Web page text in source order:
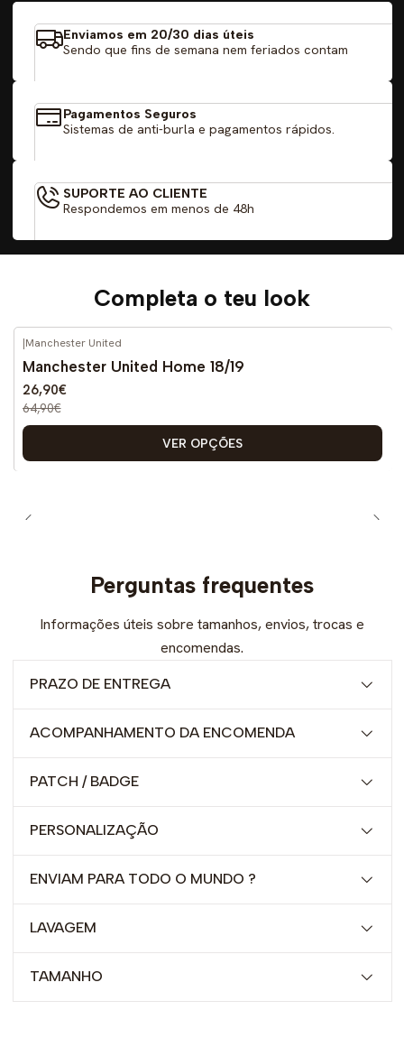
Enviamos em 20/30 dias úteis
Sendo que fins de semana nem feriados contam
Pagamentos Seguros
Sistemas de anti-burla e pagamentos rápidos.
SUPORTE AO CLIENTE
Respondemos em menos de 48h
Completa o teu look
-59% DESCONTO
|Manchester United
Manchester United Home 18/19
26,90€
64,90€
VER OPÇÕES
Perguntas frequentes
Informações úteis sobre tamanhos, envios, trocas e
encomendas.
PRAZO DE ENTREGA
ACOMPANHAMENTO DA ENCOMENDA
PATCH / BADGE
PERSONALIZAÇÃO
ENVIAM PARA TODO O MUNDO ?
LAVAGEM
TAMANHO